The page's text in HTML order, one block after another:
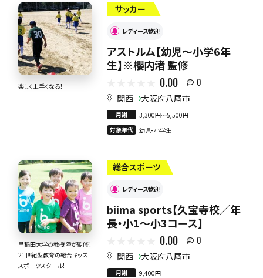
楽しく上手くなる！
サッカー
レディース歓迎
アストルム【幼児〜小学6年
生】※櫻内渚 監修
0.00 0
関西 大阪府八尾市
月謝
3,300円〜5,500円
対象年代
幼児・小学生
早稲田大学の教授陣が監修！
21世紀型教育の総合キッズ
スポーツスクール！
総合スポーツ
レディース歓迎
biima sports【久宝寺校／年
長・小1〜小3コース】
0.00 0
関西 大阪府八尾市
月謝
9,400円